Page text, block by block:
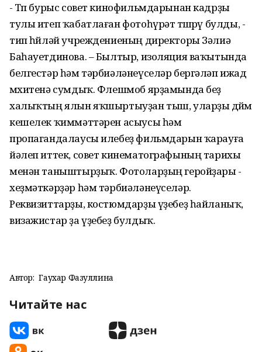
- Төп бурыс совет кинофильмдарынан кадрҙы
тулы итеп ҡабатлаған фотоһүрәт төшөрөү булды, -
тип һөйләй учреждениеның директоры Зәлиә
Баһауетдинова. – Былтыр, изоляция ваҡытында
белгестәр һәм тәрбиәләнеүселәр бергәләп ижад
мөхитенә сумдыҡ. Флешмоб ярҙамында беҙ
халыҡтың ялын яҡшыртыуҙан тыш, уларҙы дөйөм
кешелек ҡиммәттәрен асыусы һәм
пропагандалаусы илебеҙ фильмдарын ҡарауға
йәлеп иттек, совет кинематографының тарихы
менән таныштырҙыҡ. Фотоларҙың геройҙары -
хеҙмәткәрҙәр һәм тәрбиәләнеүселәр.
Реквизиттарҙы, костюмдарҙы үҙебеҙ һайланыҡ,
визажистар ҙа үҙебеҙ булдыҡ.
Автор: Гаухар Фазуллина
Читайте нас